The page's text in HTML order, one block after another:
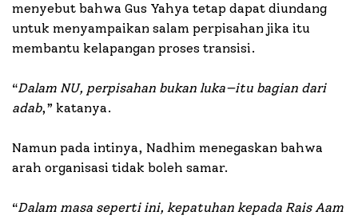
menyebut bahwa Gus Yahya tetap dapat diundang
untuk menyampaikan salam perpisahan jika itu
membantu kelapangan proses transisi.
“Dalam NU, perpisahan bukan luka—itu bagian dari
adab,” katanya.
Namun pada intinya, Nadhim menegaskan bahwa
arah organisasi tidak boleh samar.
“Dalam masa seperti ini, kepatuhan kepada Rais Aam